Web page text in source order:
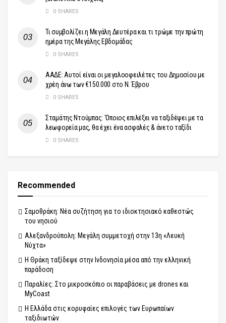
0 SHARES
Τι συμβολίζει η Μεγάλη Δευτέρα και τι τρώμε την πρώτη
ημέρα της Μεγάλης Εβδομάδας
0 SHARES
ΑΑΔΕ: Αυτοί είναι οι μεγαλοοφειλέτες του Δημοσίου με
χρέη άνω των €150.000 στο Ν. Έβρου
0 SHARES
Σταμάτης Ντούμπας: ‘Οποιος επιλέξει να ταξιδέψει με τα
λεωφορεία μας, θα έχει ένα ασφαλές & άνετο ταξίδι
0 SHARES
Recommended
Σαμοθράκη: Νέα συζήτηση για το ιδιοκτησιακό καθεστώς
του νησιού
Αλεξανδρούπολη: Μεγάλη συμμετοχή στην 13η «Λευκή
Νύχτα»
Η Θράκη ταξίδεψε στην Ινδονησία μέσα από την ελληνική
παράδοση
Παραλίες: Στο μικροσκόπιο οι παραβάσεις με drones και
MyCoast
Η Ελλάδα στις κορυφαίες επιλογές των Ευρωπαίων
ταξιδιωτών